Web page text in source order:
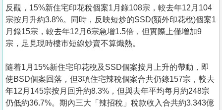
反觀，15%新住宅印花稅個案1月錄108宗，較去年12月104
宗按月升約3.8%。同時，反映短炒的SSD(額外印花稅)個案1
月錄15宗，較去年12月6宗急增1.5倍，但實際上僅增加9
宗，足見現時樓市短線炒賣不算熾熱。
隨着1月15%新住宅印花稅及SSD個案按月上升的帶動，即
使BSD個案回落，但3項住宅辣稅個案合共仍錄157宗，較去
年12月145宗按月回升約8.3%，但與去年平均每月約248宗
仍低約36.7%。期內三大「辣招稅」稅款收入合共約3.343億